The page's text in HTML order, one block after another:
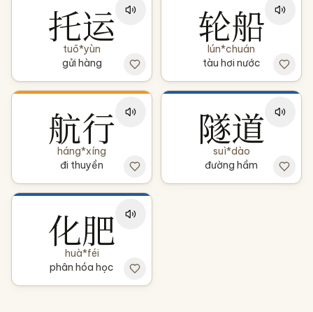
托运
tuō*yùn
gửi hàng
轮船
lún*chuán
tàu hơi nước
航行
háng*xíng
đi thuyền
隧道
suì*dào
đường hầm
化肥
huà*féi
phân hóa học